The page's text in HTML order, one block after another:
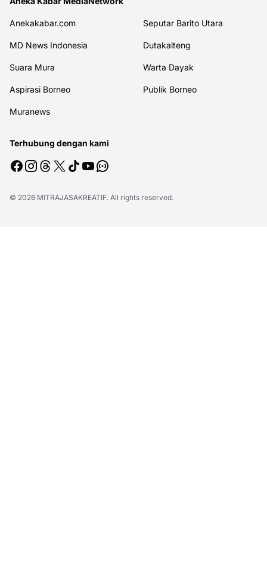
Anekakabar.com Seputar Barito Utara
MD News Indonesia Dutakalteng
Suara Mura Warta Dayak
Aspirasi Borneo Publik Borneo
Muranews
Terhubung dengan kami
© 2026 MITRAJASAKREATIF. All rights reserved.